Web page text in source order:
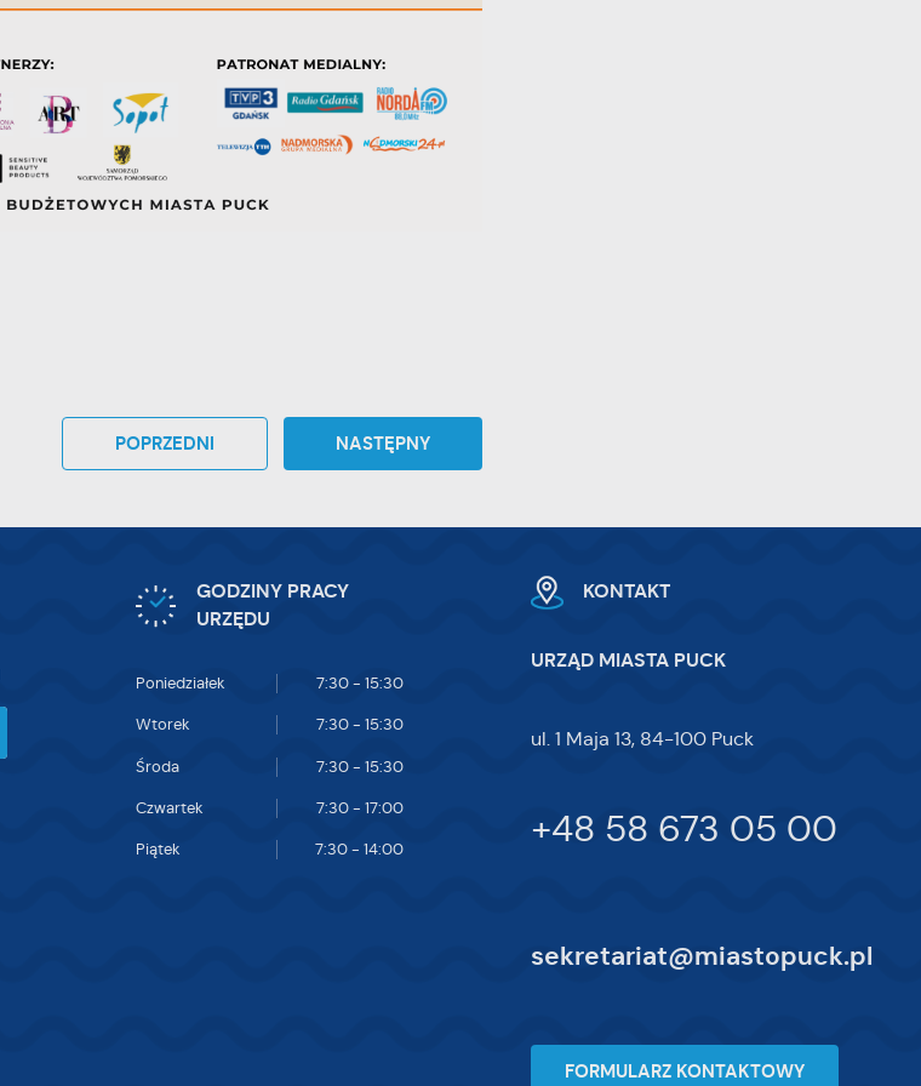
POPRZEDNI NASTĘPNY
GODZINY PRACY
URZĘDU
Poniedziałek 7:30 - 15:30
Wtorek 7:30 - 15:30
Środa 7:30 - 15:30
Czwartek 7:30 - 17:00
Piątek 7:30 - 14:00
KONTAKT
URZĄD MIASTA PUCK
ul. 1 Maja 13, 84-100 Puck
+48 58 673 05 00
sekretariat@miastopuck.pl
FORMULARZ KONTAKTOWY